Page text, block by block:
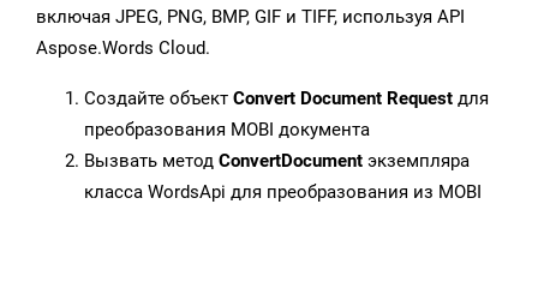
включая JPEG, PNG, BMP, GIF и TIFF, используя API
Aspose.Words Cloud.
Создайте объект Convert Document Request для
преобразования MOBI документа
Вызвать метод ConvertDocument экземпляра
класса WordsApi для преобразования из MOBI